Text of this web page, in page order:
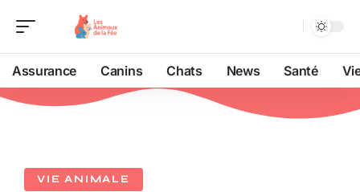
Assurance Canins Chats News Santé
VIE ANIMALE